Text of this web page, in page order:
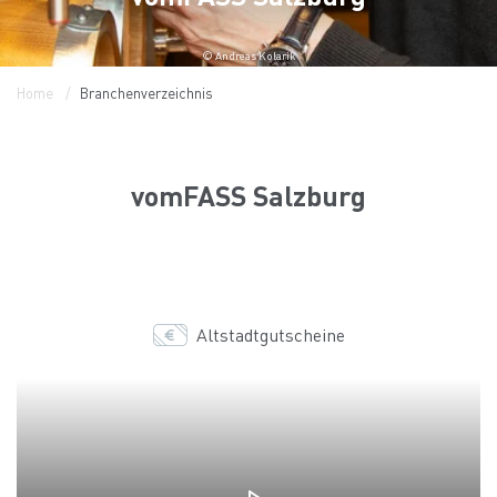
© Andreas Kolarik
Home Branchenverzeichnis
vomFASS Salzburg
Altstadtgutscheine